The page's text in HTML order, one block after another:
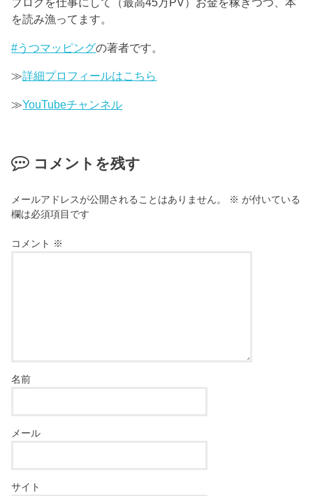
を読み漁ってます。
#うつマッピングの著者です。
≫詳細プロフィールはこちら
≫YouTubeチャンネル
コメントを残す
メールアドレスが公開されることはありません。 ※ が付いている
欄は必須項目です
コメント ※
名前
メール
サイト